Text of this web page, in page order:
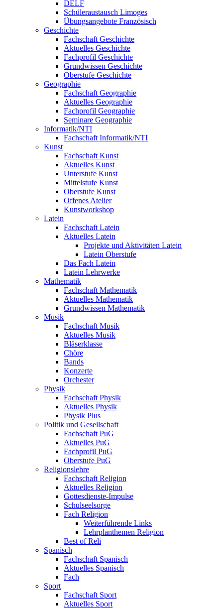
DELF
Schüleraustausch Limoges
Übungsangebote Französisch
Geschichte
Fachschaft Geschichte
Aktuelles Geschichte
Fachprofil Geschichte
Grundwissen Geschichte
Oberstufe Geschichte
Geographie
Fachschaft Geographie
Aktuelles Geographie
Fachprofil Geographie
Seminare Geographie
Informatik/NTI
Fachschaft Informatik/NTI
Kunst
Fachschaft Kunst
Aktuelles Kunst
Unterstufe Kunst
Mittelstufe Kunst
Oberstufe Kunst
Offenes Atelier
Kunstworkshop
Latein
Fachschaft Latein
Aktuelles Latein
Projekte und Aktivitäten Latein
Latein Oberstufe
Das Fach Latein
Latein Lehrwerke
Mathematik
Fachschaft Mathematik
Aktuelles Mathematik
Grundwissen Mathematik
Musik
Fachschaft Musik
Aktuelles Musik
Bläserklasse
Chöre
Bands
Konzerte
Orchester
Physik
Fachschaft Physik
Aktuelles Physik
Physik Plus
Politik und Gesellschaft
Fachschaft PuG
Aktuelles PuG
Fachprofil PuG
Oberstufe PuG
Religionslehre
Fachschaft Religion
Aktuelles Religion
Gottesdienste-Impulse
Schulseelsorge
Fach Religion
Weiterführende Links
Lehrplanthemen Religion
Best of Reli
Spanisch
Fachschaft Spanisch
Aktuelles Spanisch
Fach
Sport
Fachschaft Sport
Aktuelles Sport